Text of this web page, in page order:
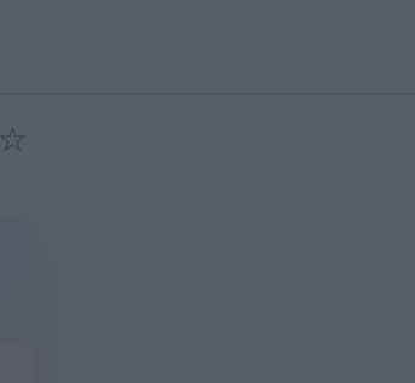
☆Προσθήκη στα αγαπημένα